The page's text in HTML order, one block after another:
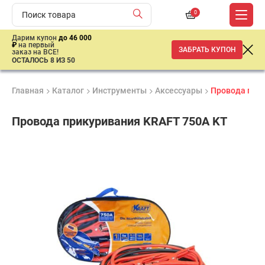
0
Дарим купон до 46 000
₽ на первый
заказ на ВСЕ!
ОСТАЛОСЬ 8 ИЗ 50
ЗАБРАТЬ КУПОН
Главная Каталог Инструменты Аксессуары Провода
Провода прикуривания KRAFT 750А KT